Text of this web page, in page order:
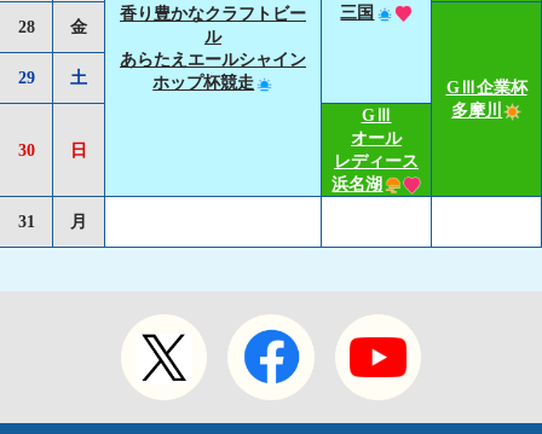
香り豊かなクラフトビー
ル
あらたえエールシャイン
ホップ杯競走
三国
28 金
GⅢ企業杯
多摩川
29 土
30 日
GⅢ
オール
レディース
浜名湖
31
月